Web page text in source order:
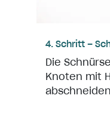
4. Schritt –
Die
Knoten mit